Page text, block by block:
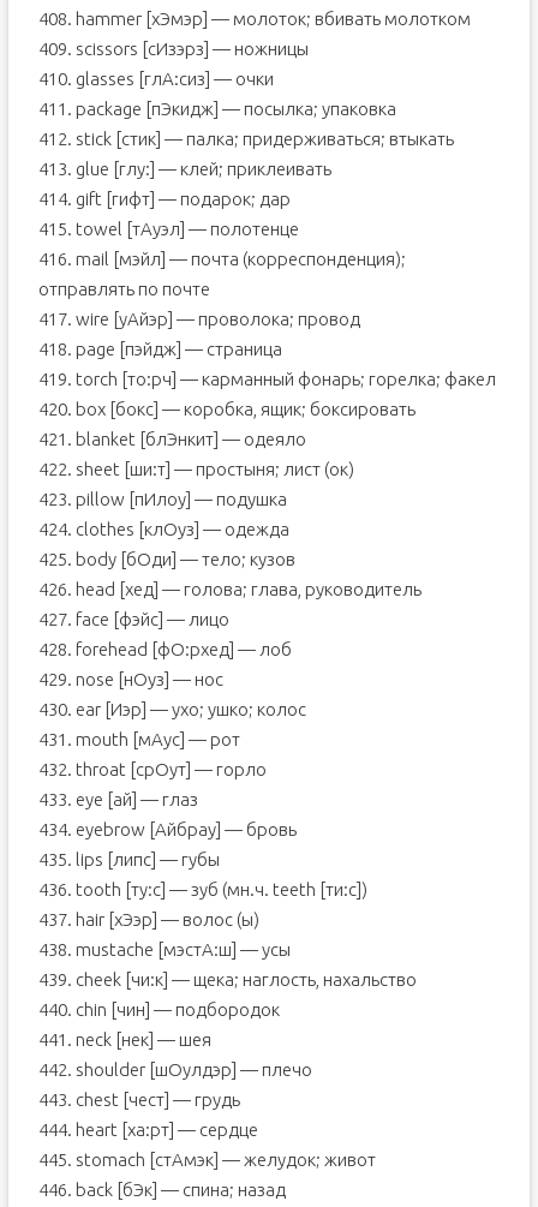
408. hammer [хЭмэр] — молоток; вбивать молотком
409. scissors [сИзэрз] — ножницы
410. glasses [глА:сиз] — очки
411. package [пЭкидж] — посылка; упаковка
412. stick [стик] — палка; придерживаться; втыкать
413. glue [глу:] — клей; приклеивать
414. gift [гифт] — подарок; дар
415. towel [тАуэл] — полотенце
416. mail [мэйл] — почта (корреспонденция);
отправлять по почте
417. wire [уАйэр] — проволока; провод
418. page [пэйдж] — страница
419. torch [то:рч] — карманный фонарь; горелка; факел
420. box [бокс] — коробка, ящик; боксировать
421. blanket [блЭнкит] — одеяло
422. sheet [ши:т] — простыня; лист (ок)
423. pillow [пИлоу] — подушка
424. clothes [клОуз] — одежда
425. body [бОди] — тело; кузов
426. head [хед] — голова; глава, руководитель
427. face [фэйс] — лицо
428. forehead [фО:рхед] — лоб
429. nose [нОуз] — нос
430. ear [Иэр] — ухо; ушко; колос
431. mouth [мАус] — рот
432. throat [срОут] — горло
433. eye [ай] — глаз
434. eyebrow [Aйбрау] — бровь
435. lips [липс] — губы
436. tooth [ту:с] — зуб (мн.ч. teeth [ти:с])
437. hair [хЭэр] — волос (ы)
438. mustache [мэстА:ш] — усы
439. cheek [чи:к] — щека; наглость, нахальство
440. chin [чин] — подбородок
441. neck [нек] — шея
442. shoulder [шОулдэр] — плечо
443. chest [чест] — грудь
444. heart [ха:рт] — сердце
445. stomach [стАмэк] — желудок; живот
446. back [бЭк] — спина; назад